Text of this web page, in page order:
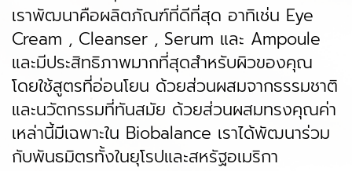
เราพัฒนาคือผลิตภัณฑ์ที่ดีที่สุด อาทิเช่น Eye
Cream , Cleanser , Serum และ Ampoule
และมีประสิทธิภาพมากที่สุดสำหรับผิวของคุณ
โดยใช้สูตรที่อ่อนโยน ด้วยส่วนผสมจากธรรมชาติ
และนวัตกรรมที่ทันสมัย ด้วยส่วนผสมทรงคุณค่า
เหล่านี้มีเฉพาะใน Biobalance เราได้พัฒนาร่วม
กับพันธมิตรทั้งในยุโรปและสหรัฐอเมริกา